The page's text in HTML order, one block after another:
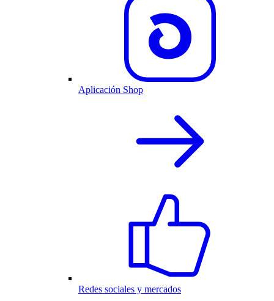
Aplicación Shop
Redes sociales y mercados